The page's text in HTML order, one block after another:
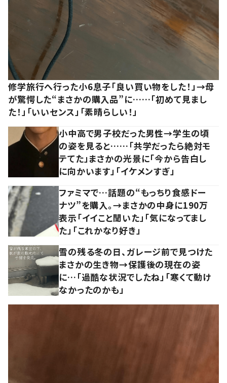
修学旅行へ行った小6息子「良い買い物をした！」→母
が驚愕した“まさかの購入品”に……「初めて見まし
た！」「いいセンス」「素晴らしい！」
小中高で男子校だった男性→学生の頃
の姿を見ると……「共学だったら絶対モ
テてた」まさかの光景に「今から告白し
に向かいます」「イケメンすぎ」
ファミマで…話題の“もっちり食感ドー
ナツ”を購入。→まさかの中身に190万
表示「イイこと聞いた」「気になってまし
た」「これかなり好き」
雪の残る冬の日、ガレージ前で見つけた
まさかの生き物→保護後の現在の姿
に…「過酷な状況でしたね」「寒くて動け
なかったのかも」